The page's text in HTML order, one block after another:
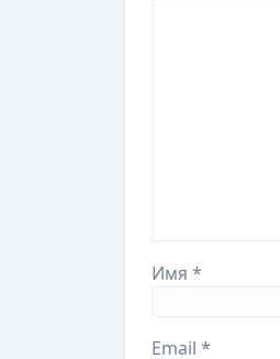
Имя *
Email *